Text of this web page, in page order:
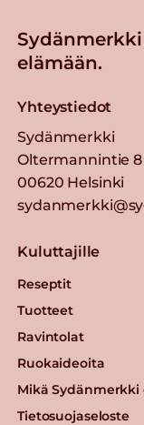
elämään.
Yhteystiedot
Sydänmerkki
Oltermannintie 8
00620 Helsinki
Kuluttajille
Reseptit
Tuotteet
Ravintolat
Ruokaideoita
Mikä Sydänmerkki
Tietosuojaseloste